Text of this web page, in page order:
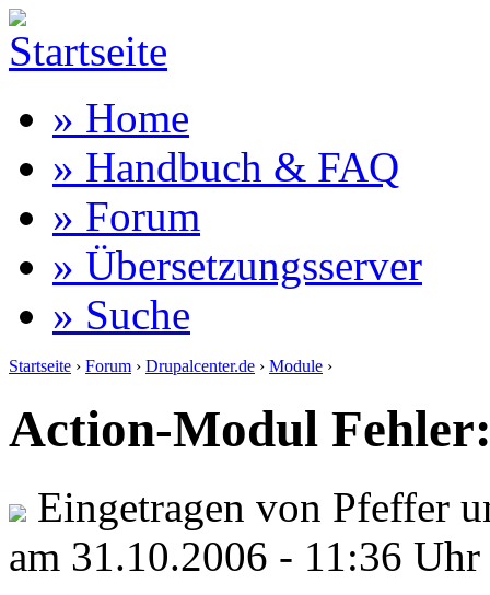
» Home
» Handbuch & FAQ
» Forum
» Übersetzungsserver
» Suche
Startseite › Forum › Drupalcenter.de › Module ›
Action-Modul Fehler:
Eingetragen von Pfeffer
am 31.10.2006 - 11:36 Uhr